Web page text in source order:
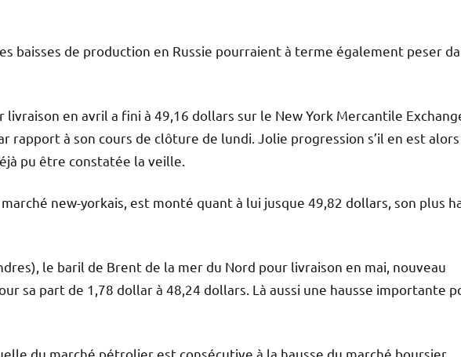
baisses de production en Russie pourraient à terme également peser
en avril a fini à 49,16 dollars sur le New York Mercantile
rapport à son cours de clôture de lundi. Jolie progression s’il en est alors
pu être constatée la veille.
new-yorkais, est monté quant à lui jusque 49,82 dollars, son plus
le baril de Brent de la mer du Nord pour livraison en mai, nouveau
sa part de 1,78 dollar à 48,24 dollars. Là aussi une hausse importante
du marché pétrolier est consécutive à la hausse du marché boursier